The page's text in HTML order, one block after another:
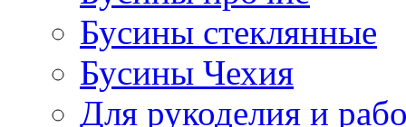
Бусины стеклянные
Бусины Чехия
Для рукоделия и